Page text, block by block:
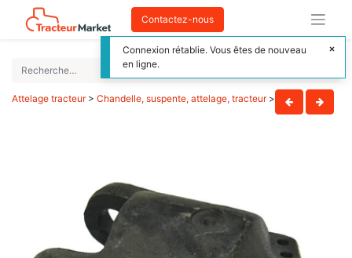
Contactez-nous
Attelage tracteur> Chandelle, suspente, attelage, tracteur>
Connexion rétablie. Vous êtes de nouveau
en ligne.